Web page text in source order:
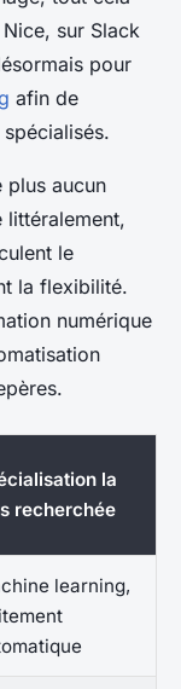
sur Slack
pour
afin de
plus aucun
littéralement,
le
la flexibilité.
numérique
la
recherchée
learning,